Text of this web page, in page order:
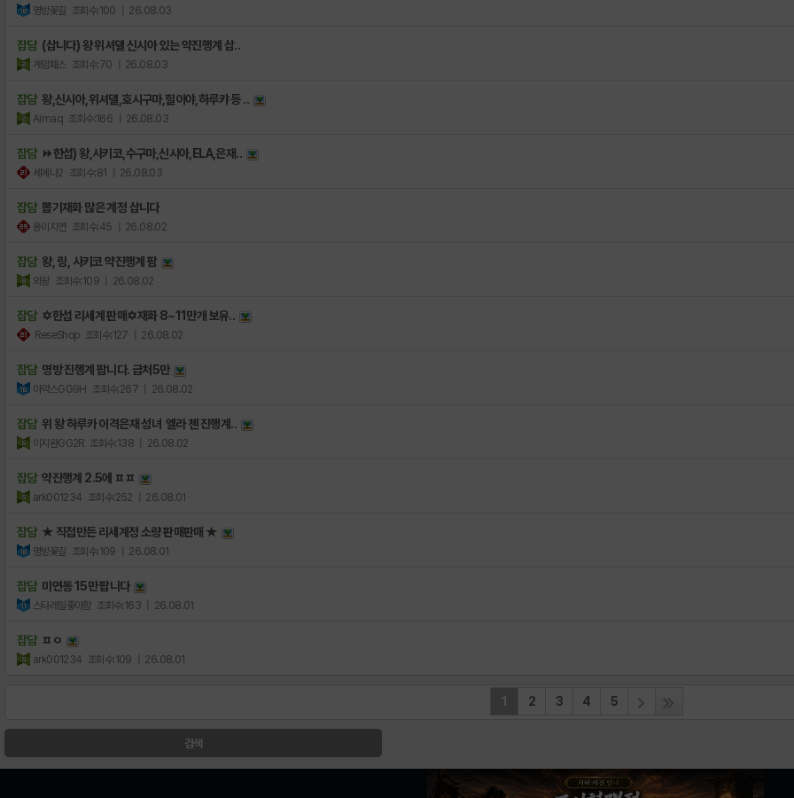
명방꽃길 조회수:100 | 26.08.03
잡담 (삽니다) 왕 위셔델 신시아 있는 약진행계 삽..
게임패스 조회수:70 | 26.08.03
잡담 왕,신시아,위셔델,호시구마,힐이야,하루캬 등 ..
Aimaq 조회수:166 | 26.08.03
잡담 ⏩한섭) 왕,사키코,수구마,신시아,ELA,은재..
세에나2 조회수:81 | 26.08.03
잡담 뽑기재화 많은 계정 삽니다
용이지연 조회수:45 | 26.08.02
잡담 왕, 링, 사키코 약진행계 팜
외왕 조회수:109 | 26.08.02
잡담 ✡️한섭 리세계 판매✡️재화 8~11만개 보유..
ReseShop 조회수:127 | 26.08.02
잡담 명방 진행계 팝니다. 급처5만
아약스GG9H 조회수:267 | 26.08.02
잡담 위 왕 하루카 이격은재 성녀 엘라 첸 진행계..
이지완GG2R 조회수:138 | 26.08.02
잡담 약진행계 2.5에 ㅍㅍ
ark001234 조회수:252 | 26.08.01
잡담 ★ 직접만든 리세계정 소량 판매판매 ★
명방꽃길 조회수:109 | 26.08.01
잡담 미연동 15만 팝니다
스타레일좋아함 조회수:163 | 26.08.01
잡담 ㅍㅇ
ark001234 조회수:109 | 26.08.01
1 2 3 4 5
검색